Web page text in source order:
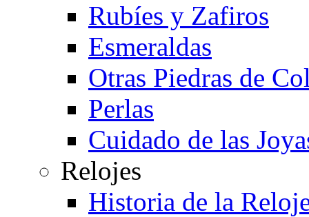
Rubíes y Zafiros
Esmeraldas
Otras Piedras de
Perlas
Cuidado de las
Relojes
Historia de la